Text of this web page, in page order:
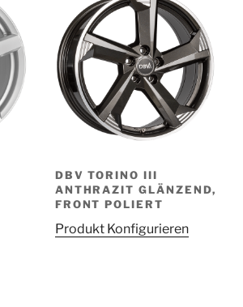
DBV TORINO III
ANTHRAZIT GLÄNZEND,
FRONT POLIERT
Produkt Konfigurieren